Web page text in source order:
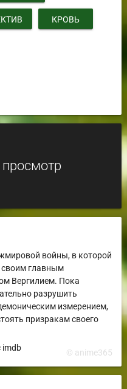
КРОВЬ
войны, в которой
своим главным
Вергилием. Пока
разрушить
измерением,
призракам своего
imdb
© anime365